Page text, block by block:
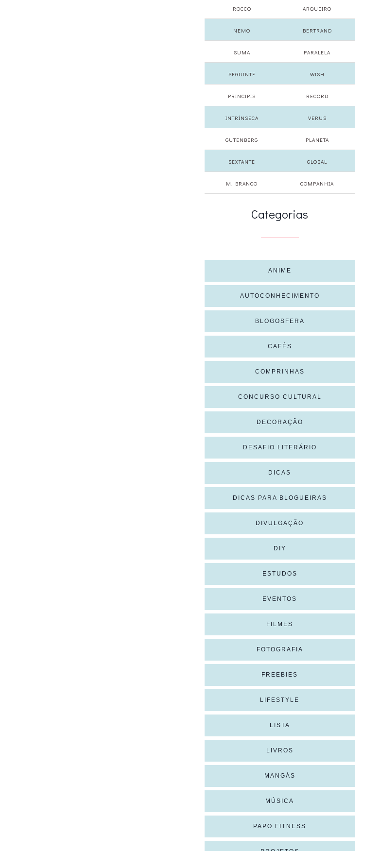
ROCCO ARQUEIRO
NEMO BERTRAND
SUMA PARALELA
SEGUINTE WISH
PRINCIPIS RECORD
INTRÍNSECA VERUS
GUTENBERG PLANETA
SEXTANTE GLOBAL
M. BRANCO COMPANHIA
Categorias
ANIME
AUTOCONHECIMENTO
BLOGOSFERA
CAFÉS
COMPRINHAS
CONCURSO CULTURAL
DECORAÇÃO
DESAFIO LITERÁRIO
DICAS
DICAS PARA BLOGUEIRAS
DIVULGAÇÃO
DIY
ESTUDOS
EVENTOS
FILMES
FOTOGRAFIA
FREEBIES
LIFESTYLE
LISTA
LIVROS
MANGÁS
MÚSICA
PAPO FITNESS